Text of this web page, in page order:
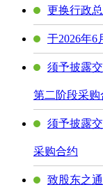
更换行政
于2026年6
须予披露
第二阶段采购
须予披露
采购合约
致股东之